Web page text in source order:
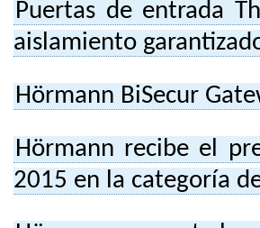
Puertas de entrada
aislamiento
Hörmann BiSecur
Hörmann recibe el
2015 en la categoría